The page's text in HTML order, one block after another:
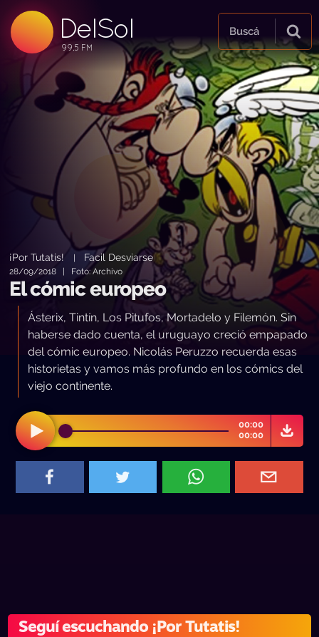
DelSol
99.5 FM
99.5 FM
99.5 FM
Buscá
¡Por Tutatis! Facil Desviarse
28/09/2018 | Foto: Archivo
El cómic europeo
Ásterix, Tintín, Los Pitufos, Mortadelo y Filemón. Sin
haberse dado cuenta, el uruguayo creció empapado
del cómic europeo. Nicolás Peruzzo recuerda esas
historietas y vamos más profundo en los cómics del
viejo continente.
00:00
00:00
Seguí escuchando ¡Por Tutatis!